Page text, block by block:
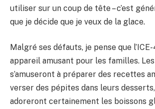
utiliser sur un coup de tête – c’est
que je décide que je veux de la glace.
Malgré ses défauts, je pense que
appareil amusant pour les familles.
s’amuseront à préparer des recettes
verser des pépites dans leurs
adoreront certainement les boissons